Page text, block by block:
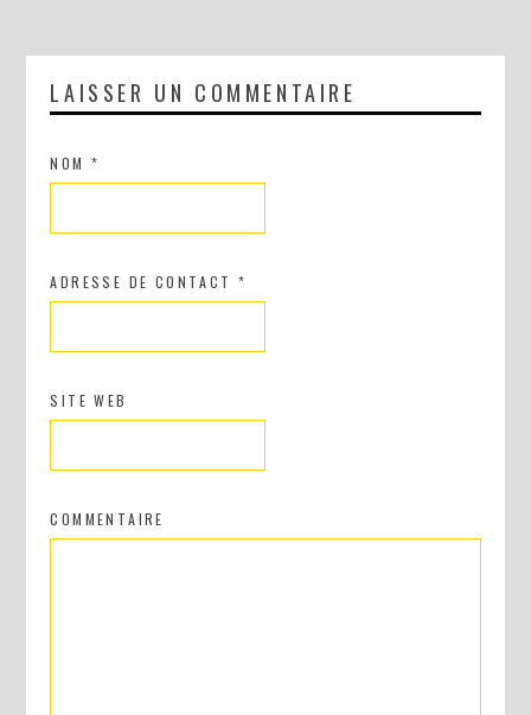
LAISSER UN COMMENTAIRE
NOM*
ADRESSE DE CONTACT*
SITE WEB
COMMENTAIRE